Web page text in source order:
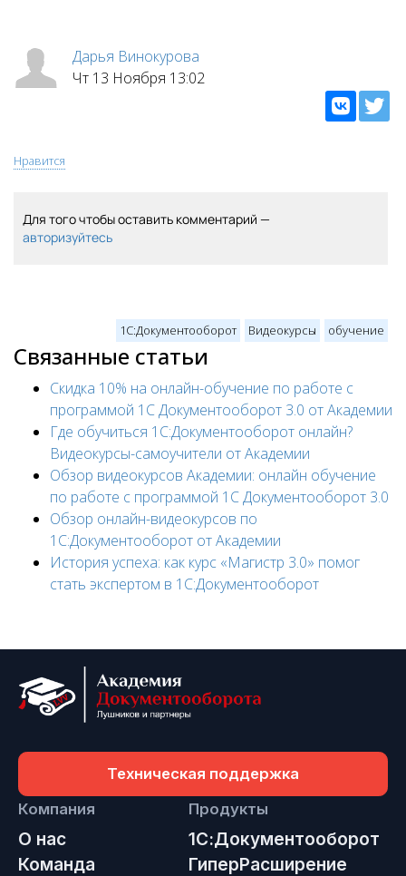
Дарья Винокурова
Чт 13 Ноября 13:02
Нравится
Для того чтобы оставить комментарий —
авторизуйтесь
1С:Документооборот Видеокурсы обучение
Связанные статьи
Скидка 10% на онлайн-обучение по работе с
программой 1С Документооборот 3.0 от Академии
Где обучиться 1С:Документооборот онлайн?
Видеокурсы-самоучители от Академии
Обзор видеокурсов Академии: онлайн обучение
по работе с программой 1С Документооборот 3.0
Обзор онлайн-видеокурсов по
1C:Документооборот от Академии
История успеха: как курс «Магистр 3.0» помог
стать экспертом в 1С:Документооборот
Техническая поддержка
Компания
О нас
Команда
Продукты
1С:Документооборот
ГиперРасширение